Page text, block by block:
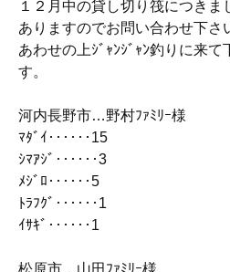
１２月中の貸し切り筏につき
ありますのでお問い合わせ下さ
あわせの上ｼﾞｬﾝｼﾞｬﾝ釣りに来て
す。
河内長野市…野村ﾌｧﾐﾘｰ様
ﾏﾀﾞｲ‥‥‥15
ｼﾏｱｼﾞ‥‥‥3
ﾒｼﾞﾛ‥‥‥5
ﾄﾗﾌｸﾞ‥‥‥1
ｲｻｷﾞ‥‥‥1
松原市…山田ﾌｧﾐﾘｰ様